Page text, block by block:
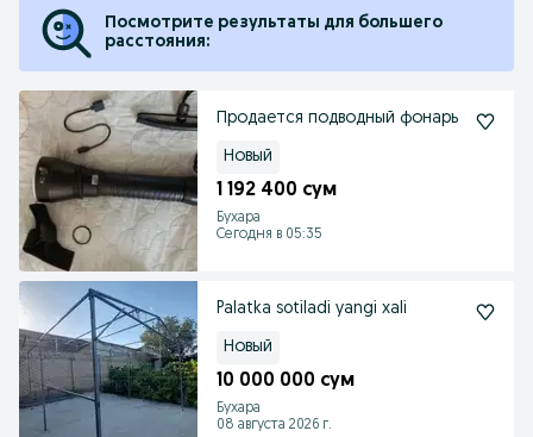
Посмотрите результаты для большего
расстояния:
Продается подводный фонарь
Новый
1 192 400 сум
Бухара
Сегодня в 05:35
Palatka sotiladi yangi xali
Новый
10 000 000 сум
Бухара
08 августа 2026 г.